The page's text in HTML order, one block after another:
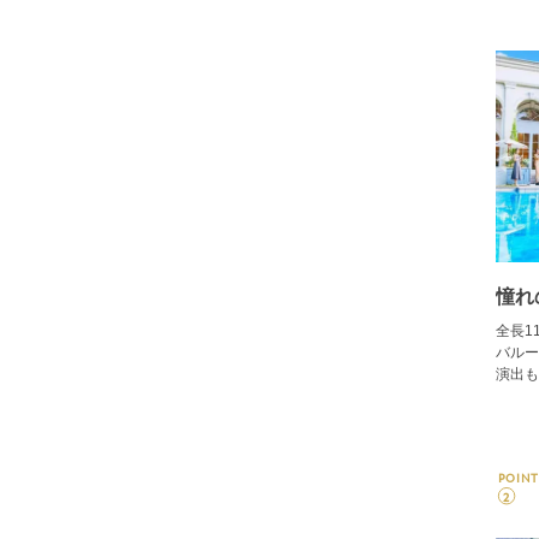
憧れ
全長
バル
演出
POINT
2